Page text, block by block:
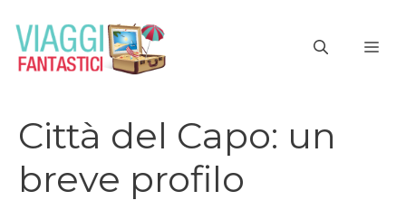
contenuto
Città del Capo: un
breve profilo